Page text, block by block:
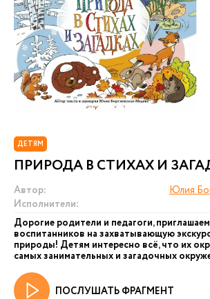
ДЕТЯМ
ПРИРОДА В СТИХАХ И
Автор:
Юлия
Исполнители:
Дорогие родители и педагоги,
воспитанников на захватывающую
природы! Детям интересно всё, что их
самых занимательных и загадочных
ПОСЛУШАТЬ ФРАГМЕНТ